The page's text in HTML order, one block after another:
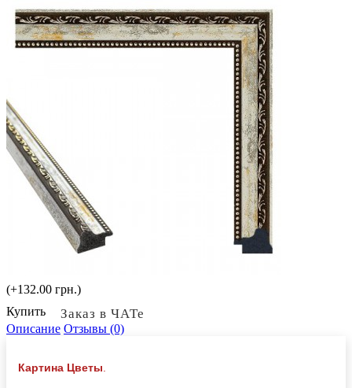
(+132.00 грн.)
Купить
Заказ в ЧАТе
Описание Отзывы (0)
Картина Цветы